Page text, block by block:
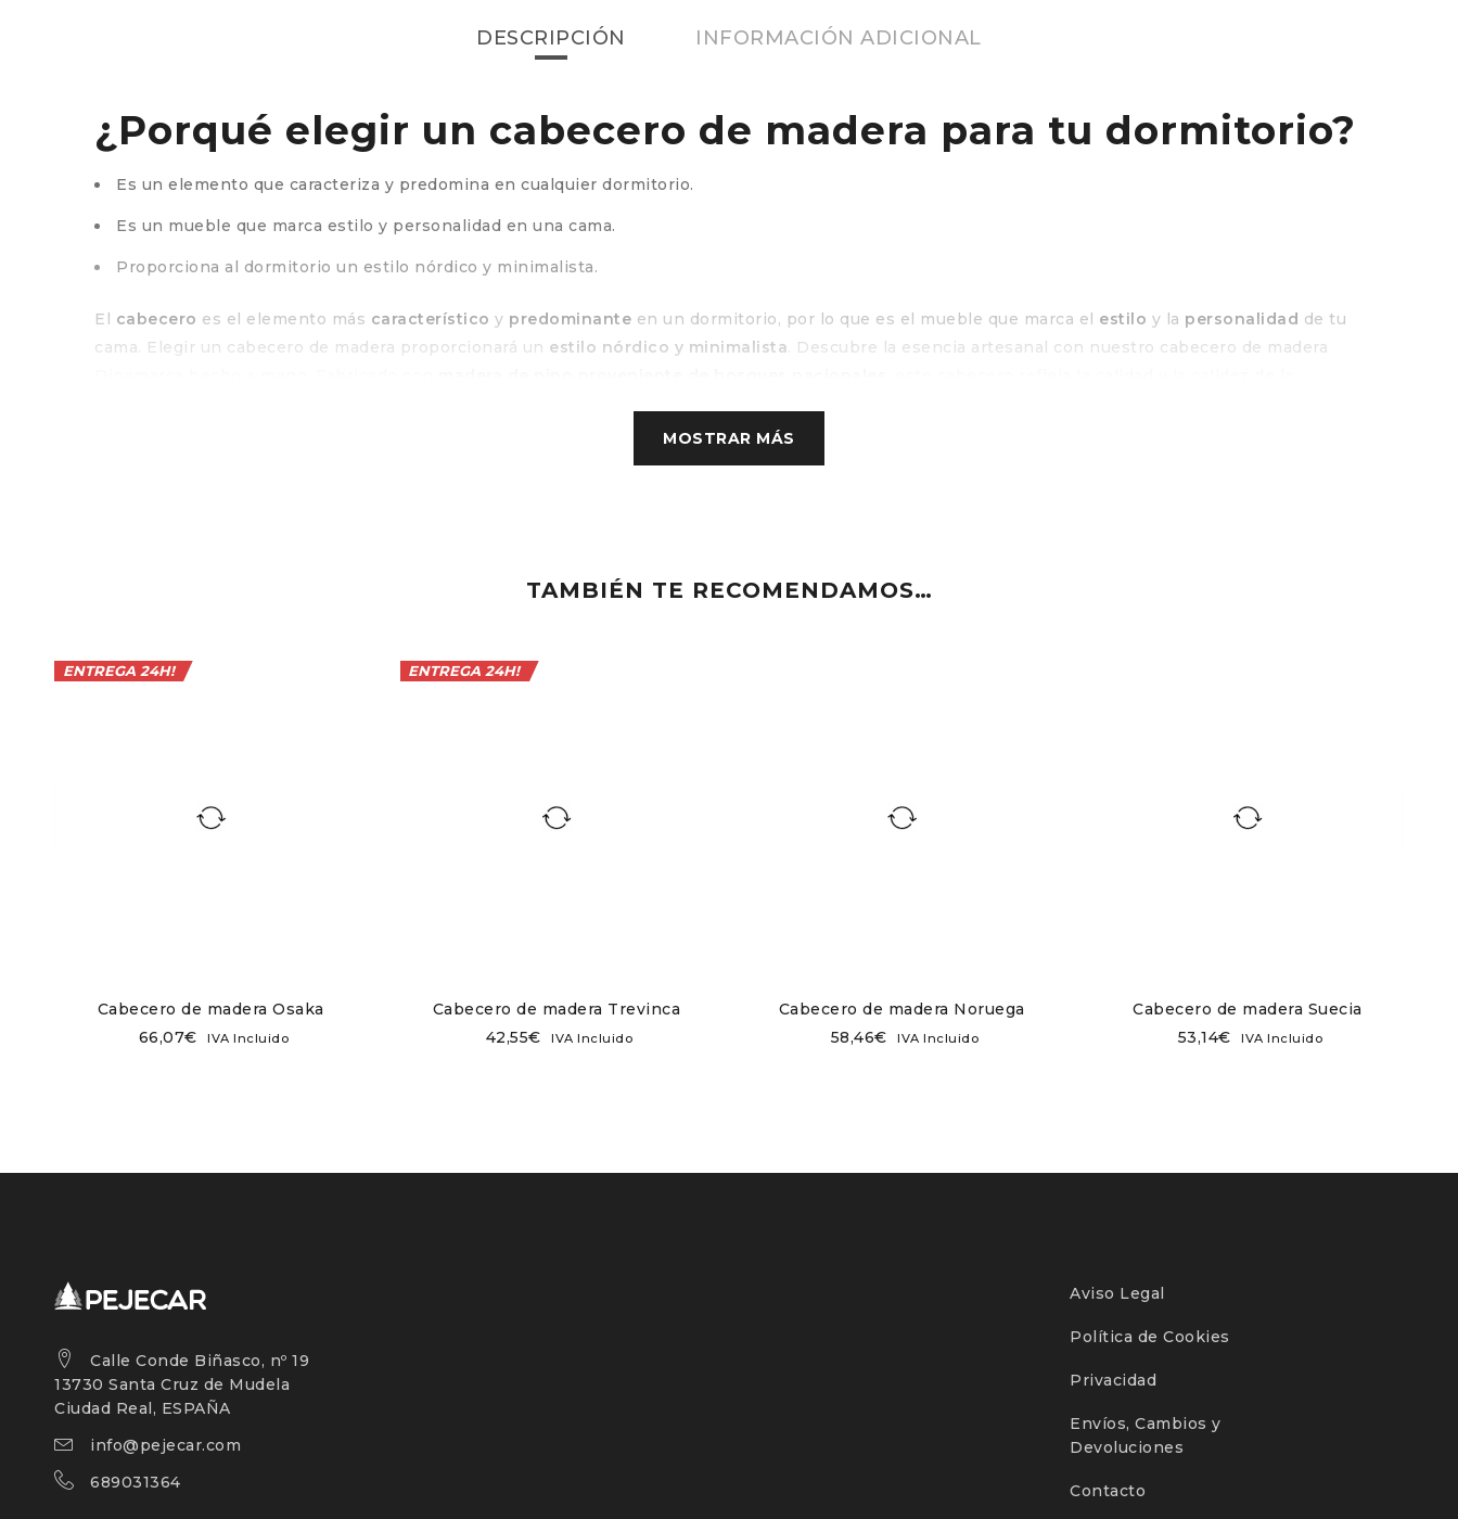
DESCRIPCIÓN INFORMACIÓN ADICIONAL
¿Porqué elegir un cabecero de madera para tu dormitorio?
Es un elemento que caracteriza y predomina en cualquier dormitorio.
Es un mueble que marca estilo y personalidad en una cama.
Proporciona al dormitorio un estilo nórdico y minimalista.
El cabecero es el elemento más característico y predominante en un dormitorio, por lo que es el mueble que marca el estilo y la personalidad de tu
cama. Elegir un cabecero de madera proporcionará un estilo nórdico y minimalista . Descubre la esencia artesanal con nuestro cabecero de madera
¿Qué caracteriza a un cabecero de madera hecho a mano?
acabados y lacados personalizables, desde tonos naturales hasta tonalidades más claras. El cabecero de madera modelo Dinamarca está disponible en
Puedes completar tus estancias con otros de nuestros muebles de madera, como mesitas de noche camas
MOSTRAR MÁS
TAMBIÉN TE RECOMENDAMOS…
ENTREGA 24H!
Cabecero de madera Osaka
66,07€ IVA Incluido
ENTREGA 24H!
Cabecero de madera Trevinca
42,55€ IVA Incluido
Cabecero de madera Noruega
58,46€ IVA Incluido
Cabecero de madera Suecia
53,14€ IVA Incluido
Calle Conde Biñasco, nº 19
13730 Santa Cruz de Mudela
Ciudad Real, ESPAÑA
info@pejecar.com
689031364
Aviso Legal
Política de Cookies
Privacidad
Envíos, Cambios y
Devoluciones
Contacto